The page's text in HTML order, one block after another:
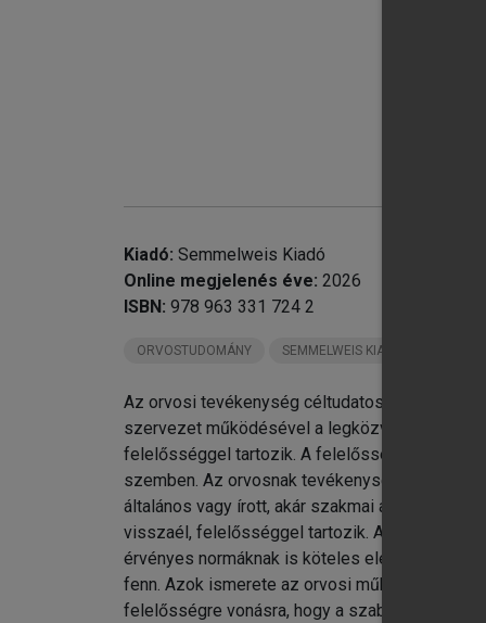
Kiadó: Semmelweis Kiadó
Online megjelenés éve: 2026
ISBN: 978 963 331 724 2
ORVOSTUDOMÁNY SEMMELWEIS KIADÓ KÖNYVEI
Az orvosi tevékenység céltudatos, magas
szervezet működésével a legközvetlenebbül
felelősséggel tartozik. A felelősség
szemben. Az orvosnak tevékenységét, az
általános vagy írott, akár szakmai akár jogi
visszaél, felelősséggel tartozik. Az orvosi
érvényes normáknak is köteles eleget tenni.
fenn. Azok ismerete az orvosi működés
felelősségre vonásra, hogy a szabályszegés